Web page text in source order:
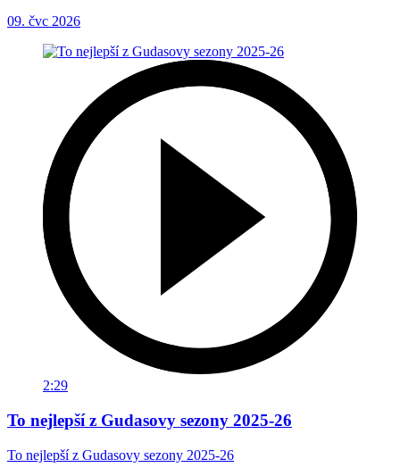
09. čvc 2026
2:29
To nejlepší z Gudasovy sezony 2025-26
To nejlepší z Gudasovy sezony 2025-26